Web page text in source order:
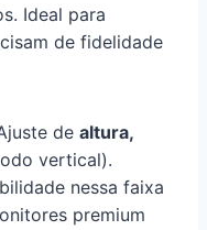
Ideal para
de fidelidade
de altura,
vertical).
nessa faixa
premium